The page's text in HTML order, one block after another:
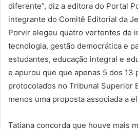
diferente”, diz a editora do Portal
integrante do Comitê Editorial da
Porvir elegeu quatro vertentes de
tecnologia, gestão democrática e
estudantes, educação integral e
e apurou que que apenas 5 dos 13
protocolados no Tribunal Superior
menos uma proposta associada a
Tatiana concorda que houve mais